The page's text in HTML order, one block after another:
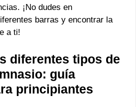
¡No dudes en
barras y encontrar la
a ti!
diferentes tipos de
guía
principiantes